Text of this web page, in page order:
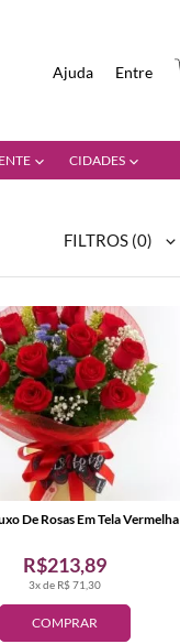
Entre
Ajuda
CIDADES
FILTROS (0)
COMPRAR
3x de R$ 71,30
R$213,89
De Rosas Em Tela Vermelha